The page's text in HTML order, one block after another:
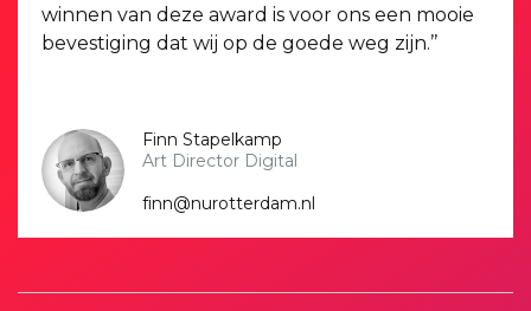
winnen van deze award is voor ons een mooie
bevestiging dat wij op de goede weg zijn.’’
Finn Stapelkamp
Art Director Digital
finn@nurotterdam.nl